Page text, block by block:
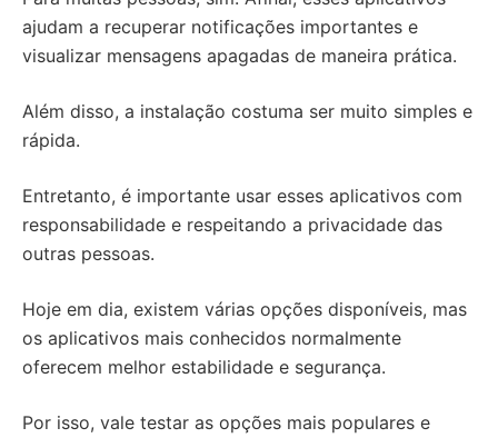
ajudam a recuperar notificações importantes e
visualizar mensagens apagadas de maneira prática.
Além disso, a instalação costuma ser muito simples e
rápida.
Entretanto, é importante usar esses aplicativos com
responsabilidade e respeitando a privacidade das
outras pessoas.
Hoje em dia, existem várias opções disponíveis, mas
os aplicativos mais conhecidos normalmente
oferecem melhor estabilidade e segurança.
Por isso, vale testar as opções mais populares e